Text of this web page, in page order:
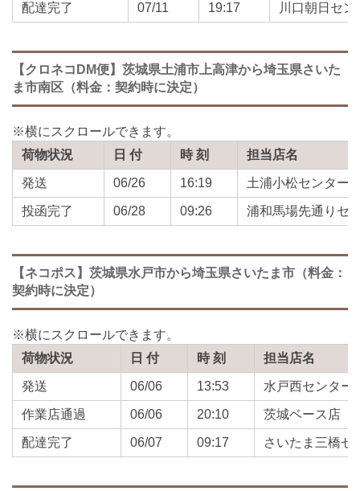
配達完了 07/11 19:17 川口朝日セン
【クロネコDM便】茨城県土浦市上高津から埼玉県さいた
ま市南区（料金：契約時に決定）
荷物状況 日 付 時 刻 担当店名
発送 06/26 16:19 土浦小松センター
投函完了 06/28 09:26 浦和馬場先通りセ
【ネコポス】茨城県水戸市から埼玉県さいたま市（料金：
契約時に決定）
荷物状況 日 付 時 刻 担当店名
発送 06/06 13:53 水戸西センター
作業店通過 06/06 20:10 茨城ベース店
配達完了 06/07 09:17 さいたま三橋セ